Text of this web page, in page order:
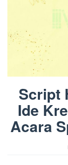
Script
Ide
Acara